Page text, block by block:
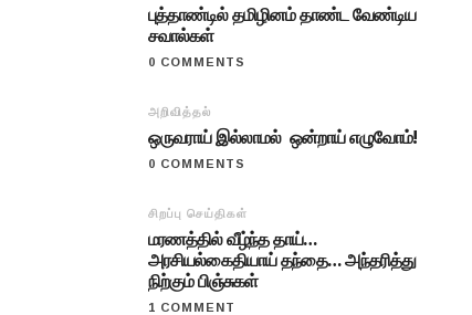
புத்தாண்டில் தமிழினம் தாண்ட வேண்டிய
சவால்கள்
0 COMMENTS
அறிவித்தல்
ஒருவராய் இல்லாமல் ஒன்றாய் எழுவோம்!
0 COMMENTS
சிறப்பு செய்திகள்
மரணத்தில் வீழ்ந்த தாய்…
அரசியல்கைதியாய் தந்தை… அந்தரித்து
நிற்கும் பிஞ்சுகள்
1 COMMENT